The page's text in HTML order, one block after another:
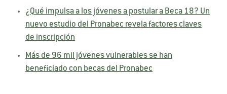
¿Qué impulsa a los jóvenes a postular a Beca 18? Un
nuevo estudio del Pronabec revela factores claves
de inscripción
Más de 96 mil jóvenes vulnerables se han
beneficiado con becas del Pronabec